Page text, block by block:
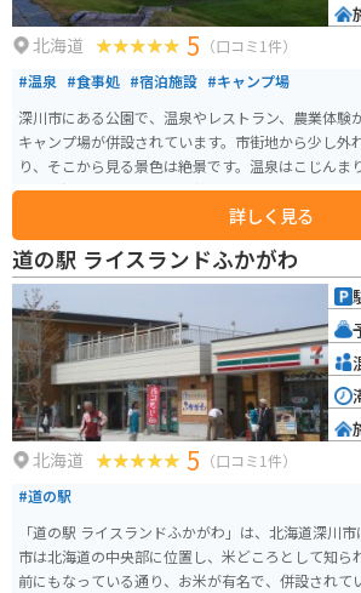
北海道 5 （口コミ1件）
#温泉 #食事処 #宿泊施設 #キャンプ場
深川市にある公園で、温泉やレストラン、農業体験
キャンプ場が併設されています。市街地から少し外
り、そこから見る景色は絶景です。温泉はこじんま
に別の温泉があるので、比較的空いていることも多
詳しく見る
道の駅 ライスランドふかがわ
北海道 5 （口コミ1件）
#道の駅
「道の駅 ライスランドふかがわ」は、北海道深川
市は北海道の中央部に位置し、米どころとして知られていま
前にもなっている通り、お米が有名で、併設されて